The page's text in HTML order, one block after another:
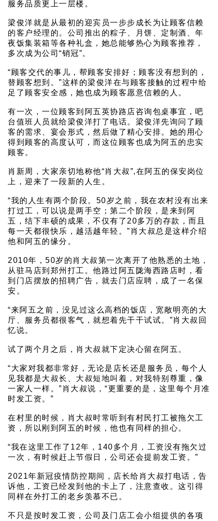
服务品质更上一层楼。
梁俊洋就是从最初的迎宾员一步步成长为让顾客信赖
的客户经理的。公司推出的粽子、月饼、定制酒、年
夜饭集装箱等各种礼盒，她总能够热心为顾客推荐，
多次成为公司“销冠”。
“顾客交代的事儿，帮顾客安排好；顾客没有想到的，
替顾客想到。”这样的梁俊洋在与顾客接触的过程中给
足了顾客安全感，她也成为顾客愿意信赖的人。
有一次，一位顾客到阿五英协路店咨询包桌事宜，吧
台值班人员就给梁俊洋打了电话。梁俊洋先询问了顾
客的需求、宴会形式，然后做了精心安排。她的用心
得到顾客的高度认可，而这位顾客也成为阿五的忠实
顾客。
肖新周，大家亲切地称他“肖大叔”,在阿五的保安岗位
上，迎来了一段新的人生。
“我的人生有两个阶段。50岁之前，我在农村没有出来
打过工，可以说是两手空；第二个阶段，是来到阿
五，结下丰硕的成果，不仅有了20多万的存款，而且
每一天都很快乐，越活越年轻。”肖大叔总是这样介绍
他和阿五的缘分。
2010年，50岁的肖大叔第一次离开了他熟悉的土地，
从驻马店到郑州打工。他路过阿五陇海西路店时，看
到门店摆放的招聘广告，就去门店应聘，成了一名保
安。
“来阿五之前，没见过这么高档的饭店，宽敞明亮的大
厅、服务员都很客气，就想着先干干试试。”肖大叔回
忆说。
试了两个月之后，肖大叔就下定决心留在阿五。
“大家对我都非常好，无论是店长还是服务员，每个人
见我都是大叔长、大叔短地叫着，对我特别尊重，像
一家人一样。”肖大叔说，“更重要的是，这里每个月准
时发工资。”
在村里的时候，肖大叔时常听到有村民打工被拖欠工
资，所以刚到阿五的时候，他也有同样的担心。
“我在这里工作了12年，140多个月，工资没有拖欠过
一次，有时候赶上节假日，公司还会提前发工资。”
2021年新冠疫情防控期间，店长给肖大叔打电话，告
诉他，工资已经发到他的卡上了，注意查收。这引得
同样在外打工的老乡羡慕不已。
不只是按时发工资，公司及门店工会小组提供的各项